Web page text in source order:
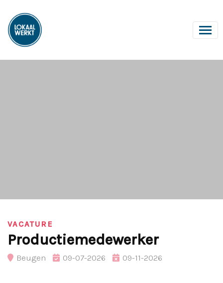
VACATURE
Productiemedewerker
Beugen 09-07-2026 09-11-2026